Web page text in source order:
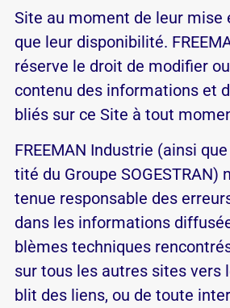
Site au mo­ment de leur mise
que leur dis­po­ni­bi­lité.
ré­serve le droit de mo­di­fier
contenu des in­for­ma­tions et
bliés sur ce Site à tout
FREEMAN Industrie (ainsi
tité du Groupe SOGESTRAN)
tenue res­pon­sable des
dans les in­for­ma­tions
blèmes tech­niques
sur tous les autres sites
blit des liens, ou de toute